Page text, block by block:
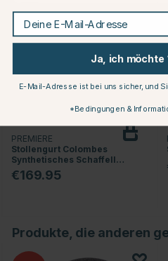
PREMIERE
Stollengurt Colombes
Synthetisches Schaffell
Schwarz/Natur
€169.95
Produkte, die anderen
Deine E-Mail-Adresse
Ja, ich möchte
E-Mail-Adresse ist bei uns sicher, und
*Bedingungen &